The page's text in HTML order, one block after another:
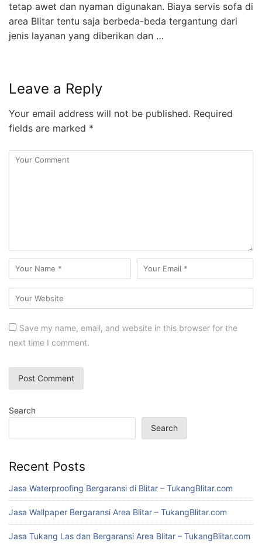
tetap awet dan nyaman digunakan. Biaya servis sofa di
area Blitar tentu saja berbeda-beda tergantung dari
jenis layanan yang diberikan dan …
Leave a Reply
Your email address will not be published. Required
fields are marked *
Save my name, email, and website in this browser for the
next time I comment.
Search
Search
Recent Posts
Jasa Waterproofing Bergaransi di Blitar – TukangBlitar.com
Jasa Wallpaper Bergaransi Area Blitar – TukangBlitar.com
Jasa Tukang Las dan Bergaransi Area Blitar – TukangBlitar.com